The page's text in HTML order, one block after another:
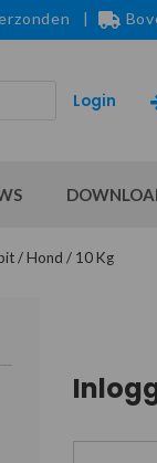
|
/ Hond / 10 Kg